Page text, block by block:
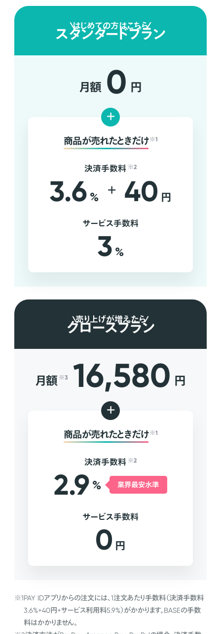
はじめての方はこちら
スタンダードプラン
月額 0 円
+
商品が売れたときだけ ※1
決済手数料 ※2
3.6 % + 40 円
サービス手数料
3 %
売り上げが増えたら
グロースプラン
月額 ※3 16,580 円
+
商品が売れたときだけ ※1
決済手数料 ※2
2.9 % 業界最安水準
サービス手数料
0 円
※1PAY IDアプリからの注文には、1注文あたり手数料（決済手数料
3.6%+40円+サービス利用料5.9%）がかかります。BASEの手数
料はかかりません。